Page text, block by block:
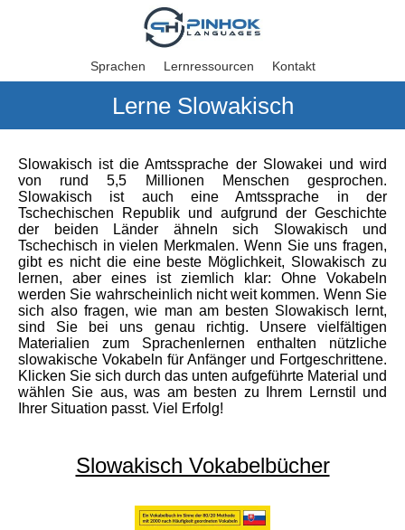
Sprachen Lernressourcen Kontakt
Lerne Slowakisch
Slowakisch ist die Amtssprache der Slowakei und wird
von rund 5,5 Millionen Menschen gesprochen.
Slowakisch ist auch eine Amtssprache in der
Tschechischen Republik und aufgrund der Geschichte
der beiden Länder ähneln sich Slowakisch und
Tschechisch in vielen Merkmalen. Wenn Sie uns fragen,
gibt es nicht die eine beste Möglichkeit, Slowakisch zu
lernen, aber eines ist ziemlich klar: Ohne Vokabeln
werden Sie wahrscheinlich nicht weit kommen. Wenn Sie
sich also fragen, wie man am besten Slowakisch lernt,
sind Sie bei uns genau richtig. Unsere vielfältigen
Materialien zum Sprachenlernen enthalten nützliche
slowakische Vokabeln für Anfänger und Fortgeschrittene.
Klicken Sie sich durch das unten aufgeführte Material und
wählen Sie aus, was am besten zu Ihrem Lernstil und
Ihrer Situation passt. Viel Erfolg!
Slowakisch Vokabelbücher